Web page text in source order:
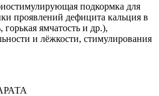
подкормка для
проявлений дефицита кальция в
ямчатость и др.),
и лёжкости, стимулирования